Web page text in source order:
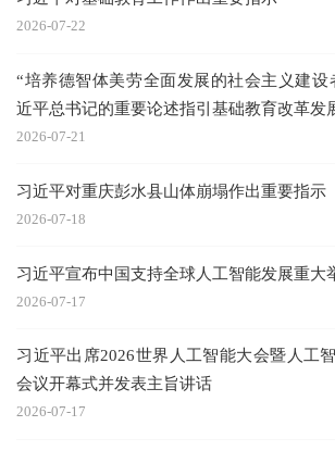
2026-07-22
“培养德智体美劳全面发展的社会主义建
近平总书记的重要论述指引基础教育改革发
2026-07-21
习近平对重庆彭水县山体崩塌作出重要指示
2026-07-18
习近平宣布中国支持全球人工智能发展重大
2026-07-17
习近平出席2026世界人工智能大会暨人工
会议开幕式并发表主旨讲话
2026-07-17